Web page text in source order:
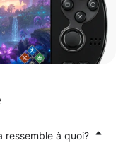
ressemble à quoi?